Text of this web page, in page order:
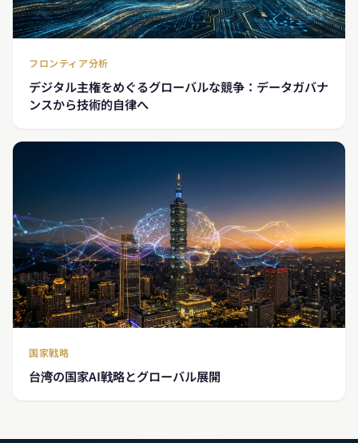
フロンティア分析
デジタル主権をめぐるグローバルな競争：データガバナ
ンスから技術的自律へ
国家戦略
台湾の国家AI戦略とグローバル展開